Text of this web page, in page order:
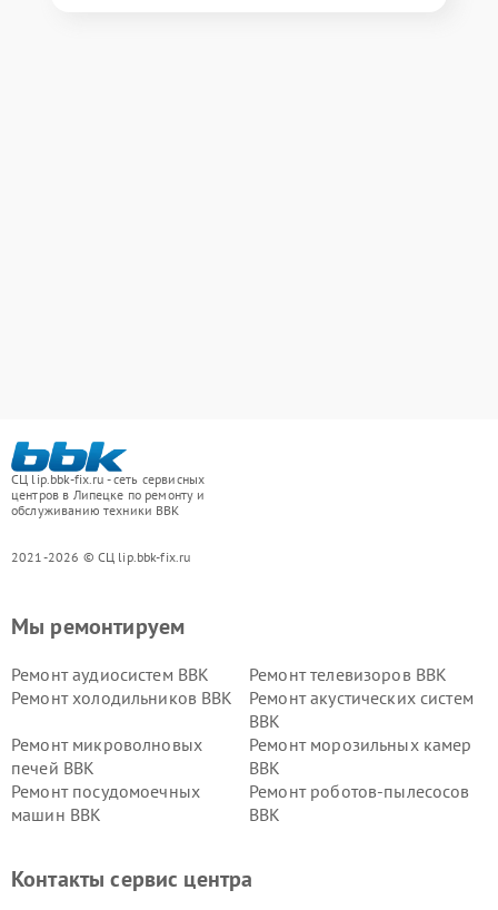
СЦ lip.bbk-fix.ru - сеть сервисных
центров в Липецке по ремонту и
обслуживанию техники BBK
2021-2026 © СЦ lip.bbk-fix.ru
Мы ремонтируем
Ремонт аудиосистем BBK
Ремонт телевизоров BBK
Ремонт холодильников BBK
Ремонт акустических систем
BBK
Ремонт микроволновых
печей BBK
Ремонт морозильных камер
BBK
Ремонт посудомоечных
машин BBK
Ремонт роботов-пылесосов
BBK
Ремонт винных шкафов BBK
Контакты сервис центра